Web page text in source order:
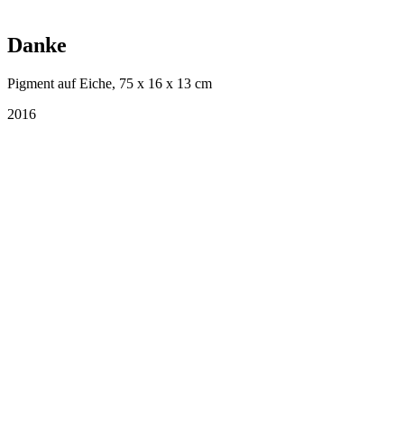
Danke
Pigment auf Eiche, 75 x 16 x 13 cm
2016